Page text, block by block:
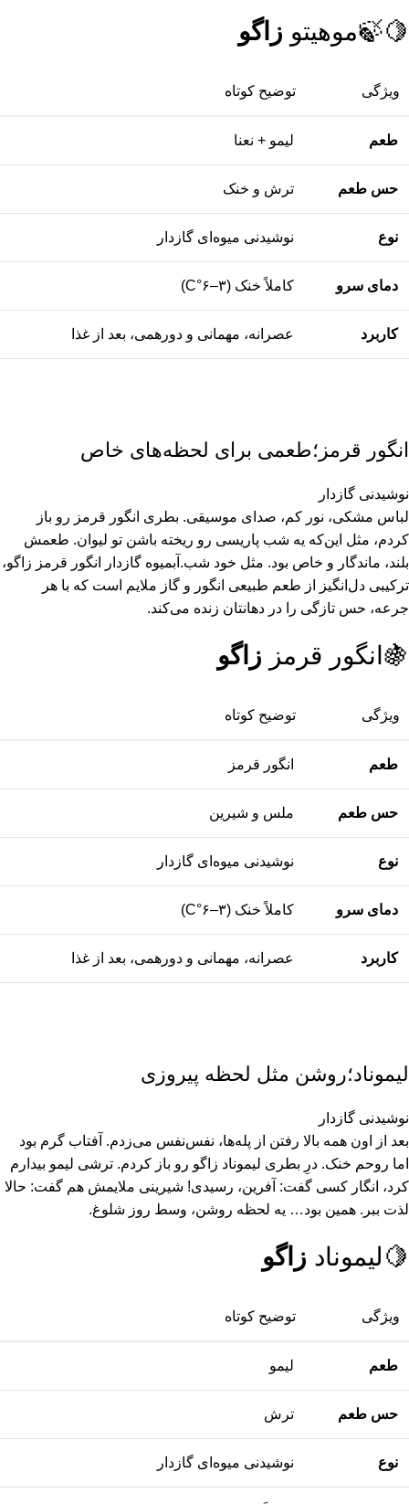
🍋‍🍃موهیتو زاگو
ویژگی توضیح کوتاه
طعم لیمو + نعنا
حس طعم ترش و خنک
نوع نوشیدنی میوه‌ای گازدار
دمای سرو کاملاً خنک (۳–۶°C)
کاربرد عصرانه، مهمانی و دورهمی، بعد از غذا
انگور قرمز؛طعمی برای لحظه‌های خاص
نوشیدنی گازدار
لباس مشکی، نور کم، صدای موسیقی. بطری انگور قرمز رو باز
کردم، مثل این‌که یه شب پاریسی رو ریخته باشن تو لیوان. طعمش
بلند، ماندگار و خاص بود. مثل خود شب.آبمیوه گازدار انگور قرمز زاگو،
ترکیبی دل‌انگیز از طعم طبیعی انگور و گاز ملایم است که با هر
جرعه، حس تازگی را در دهانتان زنده می‌کند.
🍇انگور قرمز زاگو
ویژگی توضیح کوتاه
طعم انگور قرمز
حس طعم ملس و شیرین
نوع نوشیدنی میوه‌ای گازدار
دمای سرو کاملاً خنک (۳–۶°C)
کاربرد عصرانه، مهمانی و دورهمی، بعد از غذا
لیموناد؛روشن مثل لحظه پیروزی
نوشیدنی گازدار
بعد از اون همه بالا رفتن از پله‌ها، نفس‌نفس می‌زدم. آفتاب گرم بود
اما روحم خنک. درِ بطری لیموناد زاگو رو باز کردم. ترشی لیمو بیدارم
کرد، انگار کسی گفت: آفرین، رسیدی! شیرینی ملایمش هم گفت: حالا
لذت ببر. همین بود… یه لحظه روشن، وسط روز شلوغ.
🍋لیموناد زاگو
ویژگی توضیح کوتاه
طعم لیمو
حس طعم ترش
نوع نوشیدنی میوه‌ای گازدار